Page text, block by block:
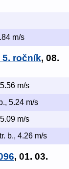
m/s
ročník, 08.
m/s
5.24 m/s
m/s
b., 4.26 m/s
, 01. 03.